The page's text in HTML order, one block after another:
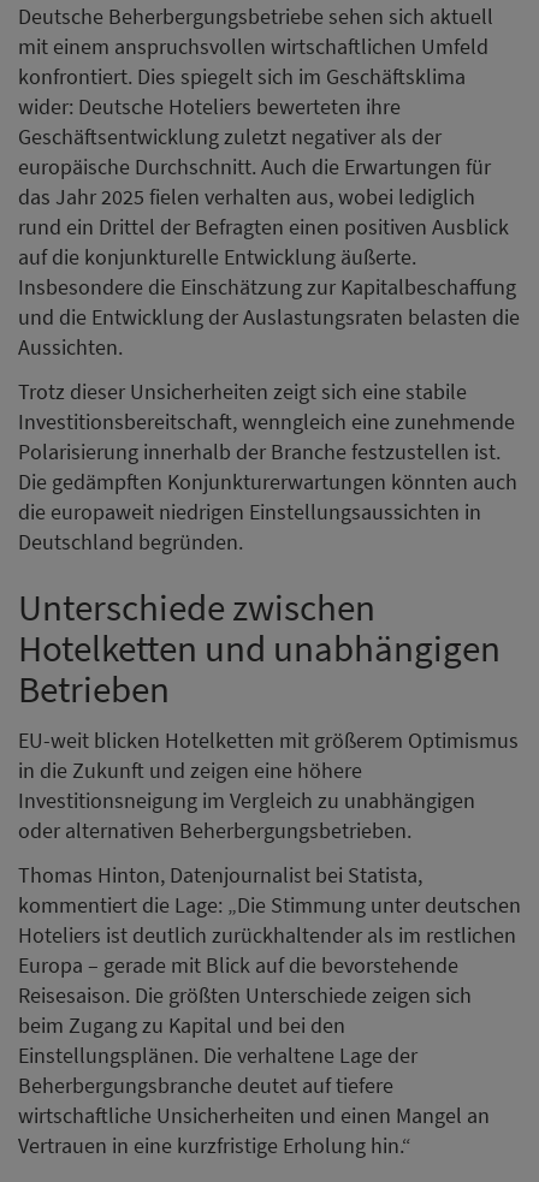
Deutsche Beherbergungsbetriebe sehen sich aktuell
mit einem anspruchsvollen wirtschaftlichen Umfeld
konfrontiert. Dies spiegelt sich im Geschäftsklima
wider: Deutsche Hoteliers bewerteten ihre
Geschäftsentwicklung zuletzt negativer als der
europäische Durchschnitt. Auch die Erwartungen für
das Jahr 2025 fielen verhalten aus, wobei lediglich
rund ein Drittel der Befragten einen positiven Ausblick
auf die konjunkturelle Entwicklung äußerte.
Insbesondere die Einschätzung zur Kapitalbeschaffung
und die Entwicklung der Auslastungsraten belasten die
Aussichten.
Trotz dieser Unsicherheiten zeigt sich eine stabile
Investitionsbereitschaft, wenngleich eine zunehmende
Polarisierung innerhalb der Branche festzustellen ist.
Die gedämpften Konjunkturerwartungen könnten auch
die europaweit niedrigen Einstellungsaussichten in
Deutschland begründen.
Unterschiede zwischen
Hotelketten und unabhängigen
Betrieben
EU-weit blicken Hotelketten mit größerem Optimismus
in die Zukunft und zeigen eine höhere
Investitionsneigung im Vergleich zu unabhängigen
oder alternativen Beherbergungsbetrieben.
Thomas Hinton, Datenjournalist bei Statista,
kommentiert die Lage: „Die Stimmung unter deutschen
Hoteliers ist deutlich zurückhaltender als im restlichen
Europa – gerade mit Blick auf die bevorstehende
Reisesaison. Die größten Unterschiede zeigen sich
beim Zugang zu Kapital und bei den
Einstellungsplänen. Die verhaltene Lage der
Beherbergungsbranche deutet auf tiefere
wirtschaftliche Unsicherheiten und einen Mangel an
Vertrauen in eine kurzfristige Erholung hin.“